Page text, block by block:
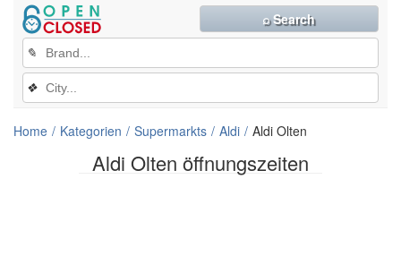
Aldi Olten öffnungszeiten
✎
❖
⌕ Search
Home Kategorien Supermarkts Aldi Aldi Olten